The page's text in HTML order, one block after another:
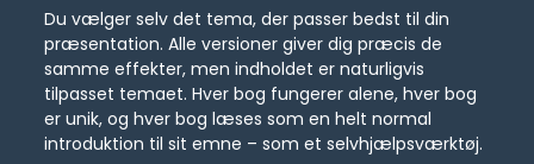
Du vælger selv det tema, der passer bedst til din
præsentation. Alle versioner giver dig præcis de
samme effekter, men indholdet er naturligvis
tilpasset temaet. Hver bog fungerer alene, hver bog
er unik, og hver bog læses som en helt normal
introduktion til sit emne – som et selvhjælpsværktøj.